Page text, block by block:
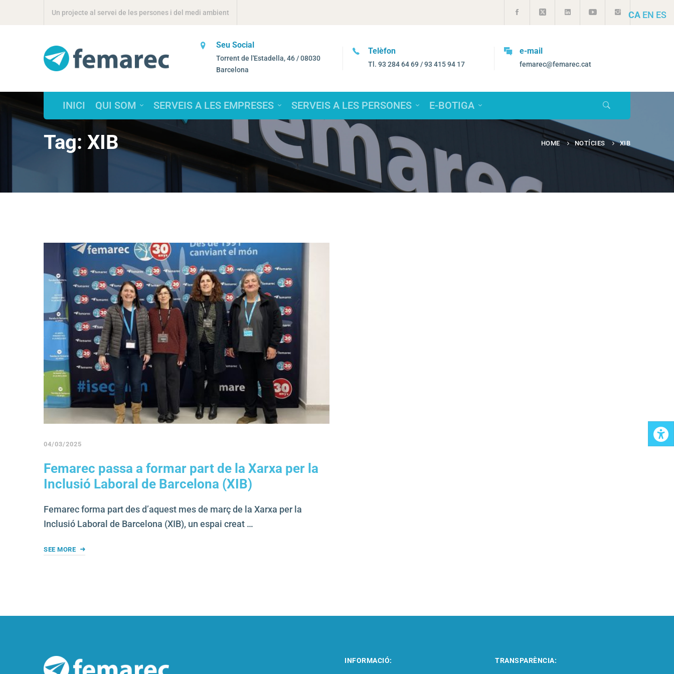
Un projecte al servei de les persones i del medi ambient
Vols treballar amb nosaltres?
selecciorrhh@femarec.cat
Seu Social
Torrent de l'Estadella, 46 / 08030
Barcelona
Telèfon
Tl. 93 284 64 69 / 93 415 94 17
e-mail
femarec@femarec.cat
INICI QUI SOM SERVEIS A LES EMPRESES SERVEIS A LES PERSONES E-BOTIGA
Tag: XIB HOME NOTÍCIES XIB
04/03/2025
Femarec passa a formar part de la Xarxa per la
Inclusió Laboral de Barcelona (XIB)
Femarec forma part des d’aquest mes de març de la Xarxa per la
Inclusió Laboral de Barcelona (XIB), un espai creat …
SEE MORE
INFORMACIÓ: TRANSPARÈNCIA:
CA EN ES